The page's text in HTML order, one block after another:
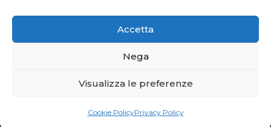
Accetta
Nega
Visualizza le preferenze
Cookie PolicyPrivacy Policy
Registro nazionale degli aiuti di Stato di cui all’art. 52 della L. 234/2012
in modo da adempiere all’obbligo informativo relativo ai contributi
concorrenza – art. 1, commi 125 – 129), successivamente modificata
dal Decreto Legge 34/2019.